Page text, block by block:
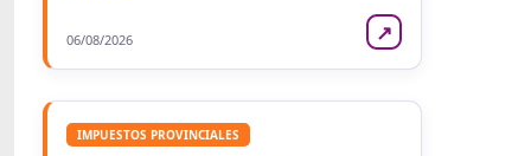
7
CUIT 5-6-7-8-9-…
06/08/2026 ↗
IMPUESTOS PROVINCIALES